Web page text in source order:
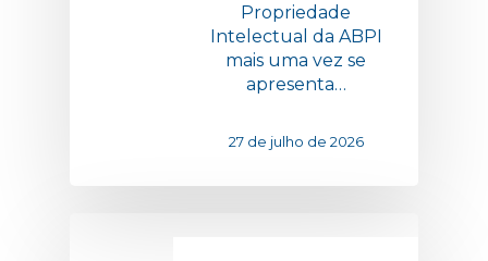
Propriedade
Intelectual da ABPI
mais uma vez se
apresenta…
27 de julho de 2026